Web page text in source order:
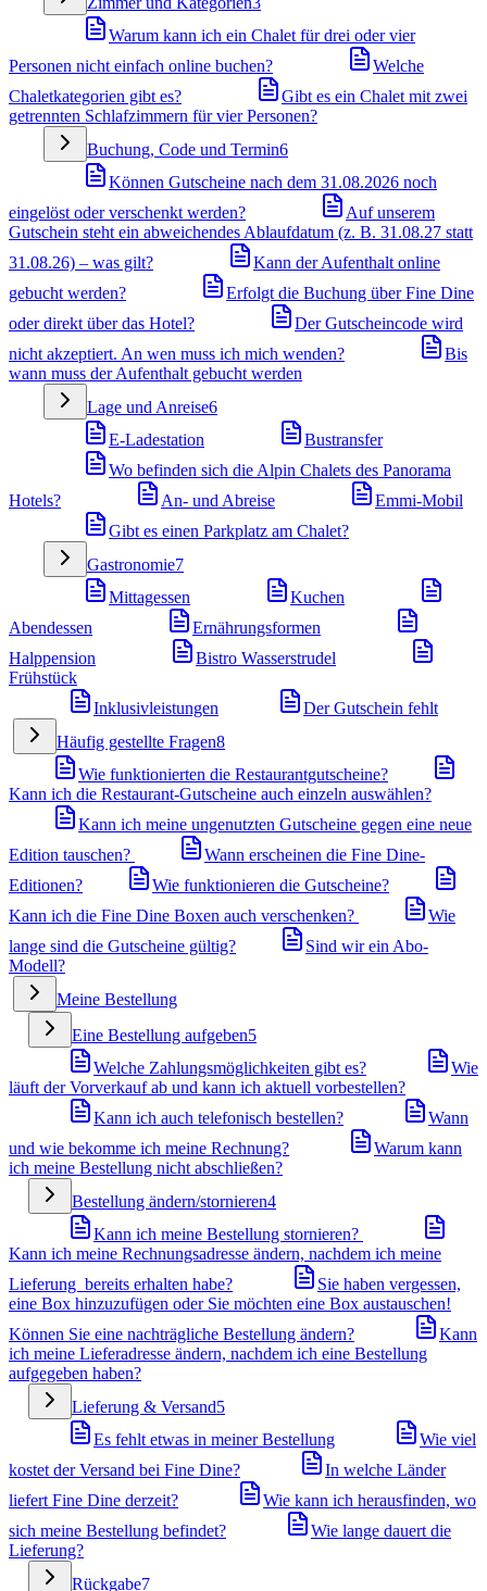
Warum kann ich ein Chalet für drei oder vier
Personen nicht einfach online buchen?
Welche
Chaletkategorien gibt es?
Gibt es ein Chalet mit zwei
getrennten Schlafzimmern für vier Personen?
Buchung, Code und Termin6
Können Gutscheine nach dem 31.08.2026 noch
eingelöst oder verschenkt werden?
Auf unserem
Gutschein steht ein abweichendes Ablaufdatum (z. B. 31.08.27 statt
31.08.26) – was gilt?
Kann der Aufenthalt online
gebucht werden?
Erfolgt die Buchung über Fine Dine
oder direkt über das Hotel?
Der Gutscheincode wird
nicht akzeptiert. An wen muss ich mich wenden?
Bis
wann muss der Aufenthalt gebucht werden
Lage und Anreise6
E-Ladestation
Bustransfer
Wo befinden sich die Alpin Chalets des Panorama
Hotels?
An- und Abreise
Emmi-Mobil
Gibt es einen Parkplatz am Chalet?
Gastronomie7
Mittagessen
Kuchen
Abendessen
Ernährungsformen
Halppension
Bistro Wasserstrudel
Frühstück
Inklusivleistungen
Der Gutschein fehlt
Häufig gestellte Fragen8
Wie funktionierten die Restaurantgutscheine?
Kann ich die Restaurant-Gutscheine auch einzeln auswählen?
Kann ich meine ungenutzten Gutscheine gegen eine neue
Edition tauschen?
Wann erscheinen die Fine Dine-
Editionen?
Wie funktionieren die Gutscheine?
Kann ich die Fine Dine Boxen auch verschenken?
Wie
lange sind die Gutscheine gültig?
Sind wir ein Abo-
Modell?
Meine Bestellung
Eine Bestellung aufgeben5
Welche Zahlungsmöglichkeiten gibt es?
Wie
läuft der Vorverkauf ab und kann ich aktuell vorbestellen?
Kann ich auch telefonisch bestellen?
Wann
und wie bekomme ich meine Rechnung?
Warum kann
ich meine Bestellung nicht abschließen?
Bestellung ändern/stornieren4
Kann ich meine Bestellung stornieren?
Kann ich meine Rechnungsadresse ändern, nachdem ich meine
Lieferung bereits erhalten habe?
Sie haben vergessen,
eine Box hinzuzufügen oder Sie möchten eine Box austauschen!
Können Sie eine nachträgliche Bestellung ändern?
Kann
ich meine Lieferadresse ändern, nachdem ich eine Bestellung
aufgegeben haben?
Lieferung & Versand5
Es fehlt etwas in meiner Bestellung
Wie viel
kostet der Versand bei Fine Dine?
In welche Länder
liefert Fine Dine derzeit?
Wie kann ich herausfinden, wo
sich meine Bestellung befindet?
Wie lange dauert die
Lieferung?
Rückgabe7